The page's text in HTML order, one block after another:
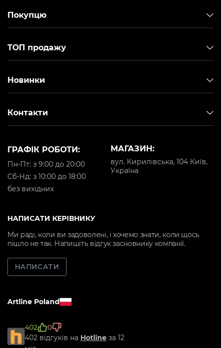
Покупцю
ТОП продажу
Новинки
Контакти
МАГАЗИН:
вул. Кирилівська, 104 Київ,
Україна
ГРАФІК РОБОТИ:
Пн-Пт: з 9:00 до 20:00
Cб-Нд: з 10:00 до 18:00
без вихідних
НАПИСАТИ КЕРІВНИКУ
Ми раді, коли ви задоволені, і хочемо знати, коли щось
пішло не так. Напишіть відгук засновнику компанії.
НАПИСАТИ
Artline Poland
402
0
402 відгуків на Hotline за 12